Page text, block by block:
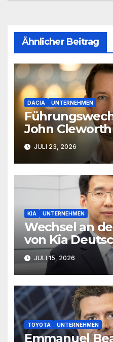
Ähnlicher Beitrag
DACIA UNTERNEHMEN
John
Produktchef
JULI 23, 2026
KIA UNTERNEHMEN
Wechsel an
von Kia
JULI 15, 2026
TOYOTA UNTERNEHMEN
Emmanuel